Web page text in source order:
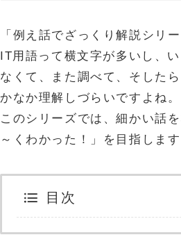
「例え話でざっくり解説シリ
IT用語って横文字が多いし、
なくて、また調べて、そした
かなか理解しづらいですよね。
このシリーズでは、細かい話
～くわかった！」を目指します
目次